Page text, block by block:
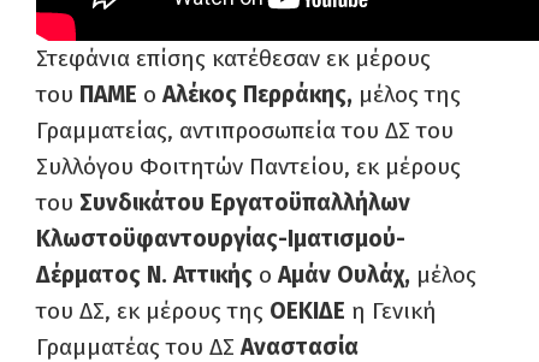
Στεφάνια επίσης κατέθεσαν εκ μέρους
του ΠΑΜΕ ο Αλέκος Περράκης, μέλος της
Γραμματείας, αντιπροσωπεία του ΔΣ του
Συλλόγου Φοιτητών Παντείου, εκ μέρους
του Συνδικάτου Εργατοϋπαλλήλων
Κλωστοϋφαντουργίας-Ιματισμού-
Δέρματος Ν. Αττικής ο Αμάν Ουλάχ, μέλος
του ΔΣ, εκ μέρους της ΟΕΚΙΔΕ η Γενική
Γραμματέας του ΔΣ Αναστασία